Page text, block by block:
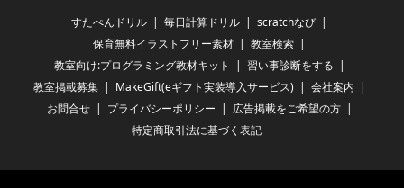
すたぺんドリル 毎日計算ドリル
scratchなび
保育無料イラストフリー素材
教室検索
教室向け:プログラミング教材キット
習い事診断をする
教室掲載募集
MakeGift(eギフト実装導入サービス)
会社案内
お問合せ
プライバシーポリシー
広告掲載をご希望の方
特定商取引法に基づく表記